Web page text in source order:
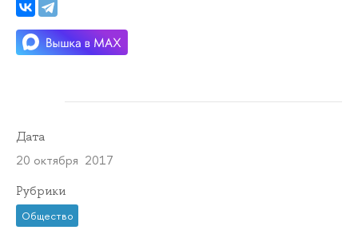
Дата
20 октября 2017
Рубрики
Общество